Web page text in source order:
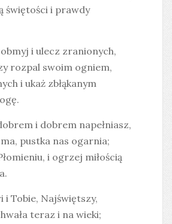
świętości i prawdy
i ulecz zranionych,
rozpal swoim ogniem,
i ukaż zbłąkanym
i dobrem napełniasz,
pustka nas ogarnia;
i ogrzej miłością
i Tobie, Najświętszy,
teraz i na wieki;